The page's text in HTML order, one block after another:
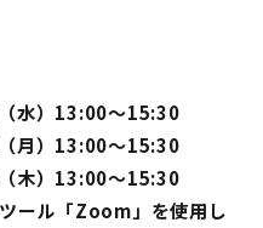
水）13:00～15:30
月）13:00～15:30
木）13:00～15:30
ール「Zoom」を使用し